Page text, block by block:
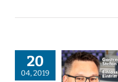
20
04, 2019